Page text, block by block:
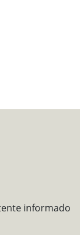
informado